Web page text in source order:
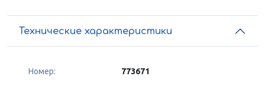
Технические характеристики
Номер: 773671